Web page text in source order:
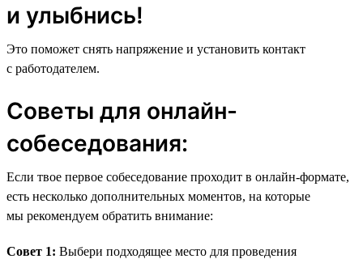
и улыбнись!
Это поможет снять напряжение и установить контакт
с работодателем.
Советы для онлайн-
собеседования:
Если твое первое собеседование проходит в онлайн-формате,
есть несколько дополнительных моментов, на которые
мы рекомендуем обратить внимание:
Совет 1: Выбери подходящее место для проведения